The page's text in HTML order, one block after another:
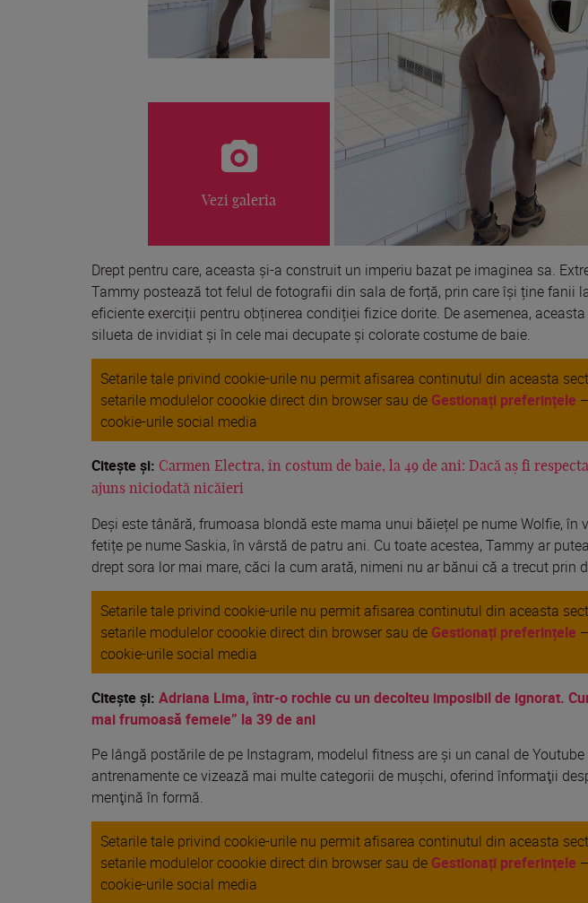
Vezi galeria
Drept pentru care, aceasta și-a construit un imperiu bazat pe imaginea sa.
Tammy postează tot felul de fotografii din sala deforță, prin careîși ținefanii
eficienteexerciții pentru obținerea condiției fizice dorite. De asemenea, aceasta
silueta de invidiat și în cele mai decupate și colorate costume de baie.
Setarile tale privind cookie-urile nu permit afisarea continutul din aceasta
setarile modulelor coookie direct din browser sau de Gestionați preferințele
cookie-urile social media
Citeşte şi: Carmen Electra, în costum de baie, la 49 de ani: Dacă aș fi
ajuns niciodată nicăieri
Deşi este tânără, frumoasa blondă este mama unui băiețel pe nume Wolfie, în
fetițe pe nume Saskia, în vârstă de patru ani. Cu toate acestea, Tammy ar putea
drept sora lor mai mare, căci la cum arată, nimeni nu ar bănui că a trecut prin
Setarile tale privind cookie-urile nu permit afisarea continutul din aceasta
setarile modulelor coookie direct din browser sau de Gestionați preferințele
cookie-urile social media
Citeşte şi: Adriana Lima, într-o rochie cu un decolteu imposibil de ignorat.
mai frumoasă femeie” la 39 de ani
Pe lângă postările de pe Instagram, modelul fitness are și un canal de
antrenamente cevizează mai multe categorii de mușchi, oferind înformaţii
menţină în formă.
Setarile tale privind cookie-urile nu permit afisarea continutul din aceasta
setarile modulelor coookie direct din browser sau de Gestionați preferințele
cookie-urile social media